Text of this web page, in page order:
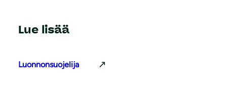
Lue lisää
Luonnonsuojelija